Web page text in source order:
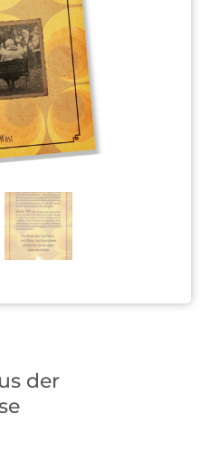
der